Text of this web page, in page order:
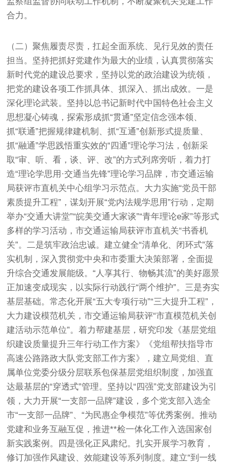
合力。
（二）聚焦履责尽责，扛起全面系统、见行见效的责任
担当。坚持把抓好党建作为最大的业绩，认真贯彻落实
新时代党的建设总要求，坚持以党的政治建设为统领，
把党的建设各项工作抓具体、抓深入、抓出成效。一是
深化理论武装。坚持以总书记新时代中国特色社会主义
思想凝心铸魂，探索形成抓“贯通”坚定信念强本领、
抓“联通”把握规律建机制、抓“互通”创新形式提质量、
抓“融通”学思践悟重实效的“四通”理论学习法，创新采
取“审、听、看，谈、评、改”的方式列席旁听，着力打
造“理论学思用·交通当先锋”理论学习品牌，市交通运输
局获评市直机关中心组学习示范点。大力实施“党员干部
素质提升工程”，谋划开展“党内法规学思用”行动，定期
举办“交通大讲堂”“皖美交通大家谈”“青年理论e家”等形式
多样的学习活动，市交通运输局获评市直机关“书香机
关”。二是筑牢政治忠诚。建立健全“清单化、闭环式”落
实机制，深入贯彻党中央和市委重大决策部署，全面提
升综合交通发展能级。“人享其行、物畅其流”的美好愿景
正加速变成现实，以实际行动践行“两个维护”。三是夯实
基层基础。常态化开展“五大专项行动”“三大提升工程”，
大力建设模范机关，市交通运输局获评“市直模范机关创
建活动示范单位”。着力帮建基层，研究印发《基层党组
织建设质量提升三年行动工作方案》《党组帮扶指导市
高速公路路政大队党支部工作方案》，建立局党组、直
属单位党委分级分层联系包保基层党组织制度，加强直
达最基层的“穿透式”管理。坚持以“四强”党支部建设为引
领，大力开展“一支部一品牌”建设，多个党支部入选全
市“一支部一品牌”、“为民惠企争模范”等优秀案例。推动
党建和业务互融互促，推进**检一体化工作入选国家创
新实践案例。四是强化正风肃纪。扎实开展学习教育，
修订加强作风建设、效能建设等系列制度。建立“到一线